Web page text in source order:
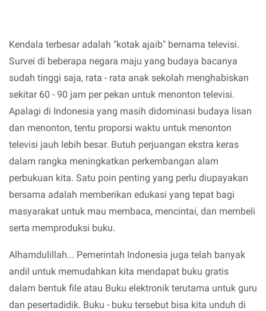
Kendala terbesar adalah "kotak ajaib" bernama televisi.
Survei di beberapa negara maju yang budaya bacanya
sudah tinggi saja, rata - rata anak sekolah menghabiskan
sekitar 60 - 90 jam per pekan untuk menonton televisi.
Apalagi di Indonesia yang masih didominasi budaya lisan
dan menonton, tentu proporsi waktu untuk menonton
televisi jauh lebih besar. Butuh perjuangan ekstra keras
dalam rangka meningkatkan perkembangan alam
perbukuan kita. Satu poin penting yang perlu diupayakan
bersama adalah memberikan edukasi yang tepat bagi
masyarakat untuk mau membaca, mencintai, dan membeli
serta memproduksi buku.
Alhamdulillah... Pemerintah Indonesia juga telah banyak
andil untuk memudahkan kita mendapat buku gratis
dalam bentuk file atau Buku elektronik terutama untuk guru
dan pesertadidik. Buku - buku tersebut bisa kita unduh di